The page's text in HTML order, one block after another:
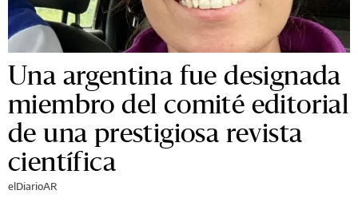
Una argentina fue designada
miembro del comité editorial
de una prestigiosa revista
científica
elDiarioAR